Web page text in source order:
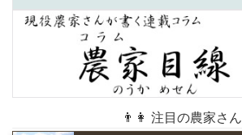
👨👩 注目の農家さん